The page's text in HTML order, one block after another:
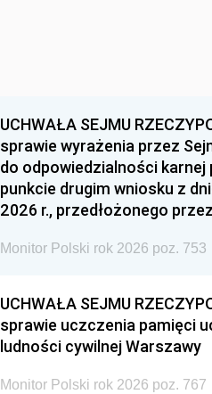
UCHWAŁA SEJMU
sprawie wyrażenia przez
do odpowiedzialności karnej
punkcie drugim wniosku z
2026 r., przedłożonego
Monitor Polski rok 2026 poz. 753
UCHWAŁA SEJMU
sprawie uczczenia pamięci
ludności cywilnej Warszawy
Monitor Polski rok 2026 poz. 767